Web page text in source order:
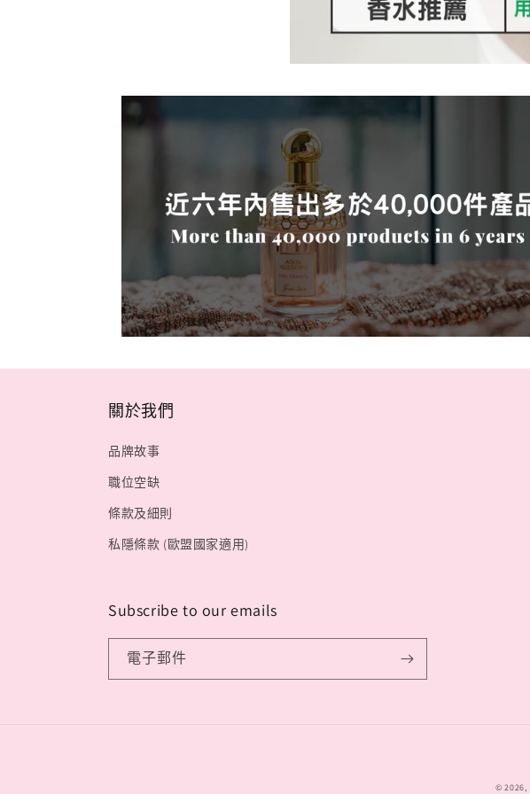
關於我們
品牌故事
職位空缺
條款及細則
私隱條款 (歐盟國家適用)
Subscribe to our emails
電子郵件
© 2026,